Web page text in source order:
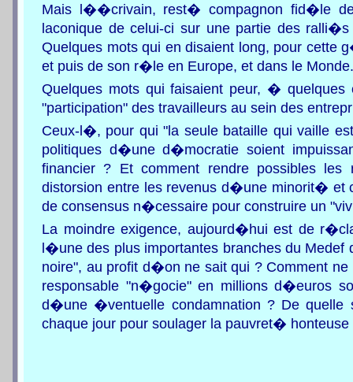
Mais l��crivain, rest� compagnon fid�le
laconique de celui-ci sur une partie des
Quelques mots qui en disaient long, pour
et puis de son r�le en Europe, et dans le Monde.
Quelques mots qui faisaient peur, �
"participation" des travailleurs au sein des
Ceux-l�, pour qui "la seule bataille qui vaille
politiques d�une d�mocratie soient
financier ? Et comment rendre possibles
distorsion entre les revenus d�une minorit�
de consensus n�cessaire pour construire un
La moindre exigence, aujourd�hui est de
l�une des plus importantes branches du
noire", au profit d�on ne sait qui ? Comment
responsable "n�gocie" en millions d�euros
d�une �ventuelle condamnation ? De
chaque jour pour soulager la pauvret�